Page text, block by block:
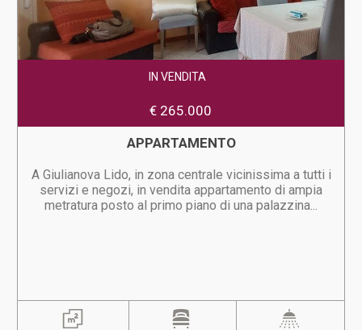
IN VENDITA
€ 265.000
APPARTAMENTO
A Giulianova Lido, in zona centrale vicinissima a tutti i
servizi e negozi, in vendita appartamento di ampia
metratura posto al primo piano di una palazzina...